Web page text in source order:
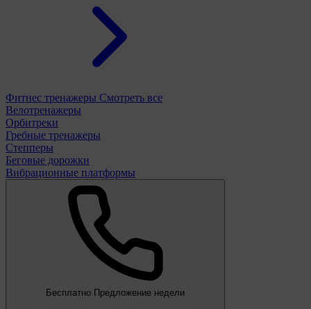
Фитнес тренажеры Смотреть все
Велотренажеры
Орбитреки
Гребные тренажеры
Степперы
Беговые дорожки
Вибрационные платформы
Бесплатно Предложение недели